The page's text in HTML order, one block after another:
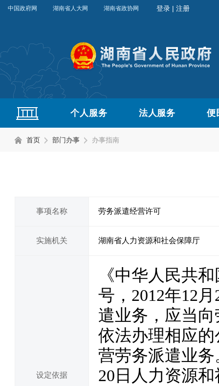
中国政府网 湖南省人大网 湖南省政协网
个人服务 法人服务 便
首页 部门办事 办事指南
事项名称 劳务派遣经营许可
实施机关 湖南省人力资源和社会保障厅
设定依据
《中华人民共
号，2012年12
遣业务，应当
依法办理相应
营劳务派遣业
20日人力资源